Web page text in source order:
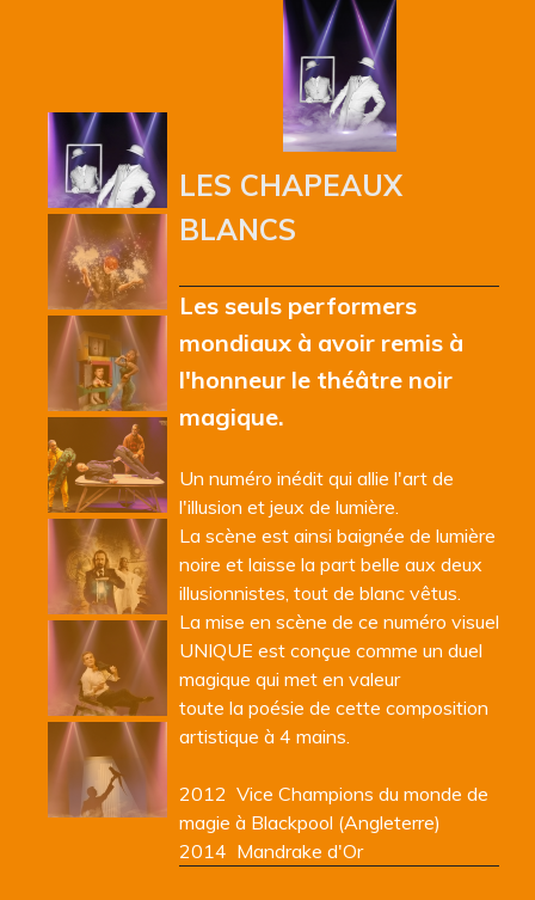
LES CHAPEAUX
BLANCS
Les seuls performers
mondiaux à avoir remis à
l'honneur le théâtre noir
magique.
Un numéro inédit qui allie l'art de
l'illusion et jeux de lumière.
La scène est ainsi baignée de lumière
noire et laisse la part belle aux deux
illusionnistes, tout de blanc vêtus.
La mise en scène de ce numéro visuel
UNIQUE est conçue comme un duel
magique qui met en valeur
toute la poésie de cette composition
artistique à 4 mains.
2012 Vice Champions du monde de
magie à Blackpool (Angleterre)
2014 Mandrake d'Or